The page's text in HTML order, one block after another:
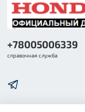
+78005006339
справочная служба